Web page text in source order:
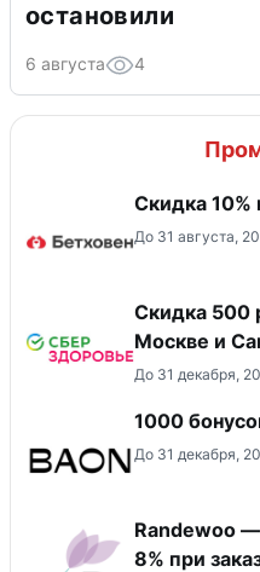
остановили
6 августа 4
Скидка 10%
До 31 августа,
Скидка 500
Москве и
До 31 декабря,
1000
До 31 декабря,
Randewoo
8% при